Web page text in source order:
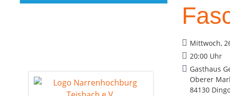
Mittwoch,
20:00 Uhr
Gasthaus
Oberer
84130